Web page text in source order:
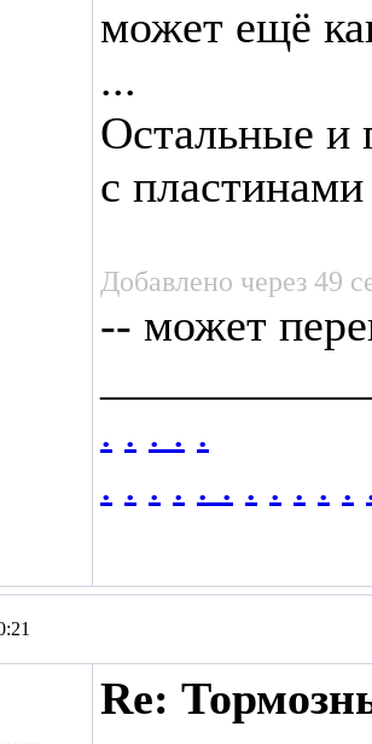
может ещё
...
Остальные и
с
Добавлено через 49
-- может
. . . . .
. . . . . . . . . . .
Re: